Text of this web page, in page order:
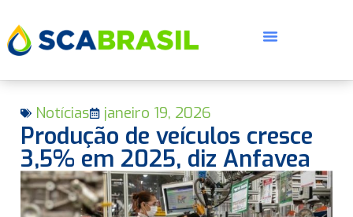
Notícias janeiro 19, 2026
Produção de veículos cresce
3,5% em 2025, diz Anfavea